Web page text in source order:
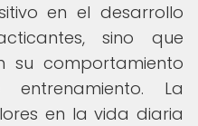
en el desarrollo
sino que
su comportamiento
La
en la vida diaria